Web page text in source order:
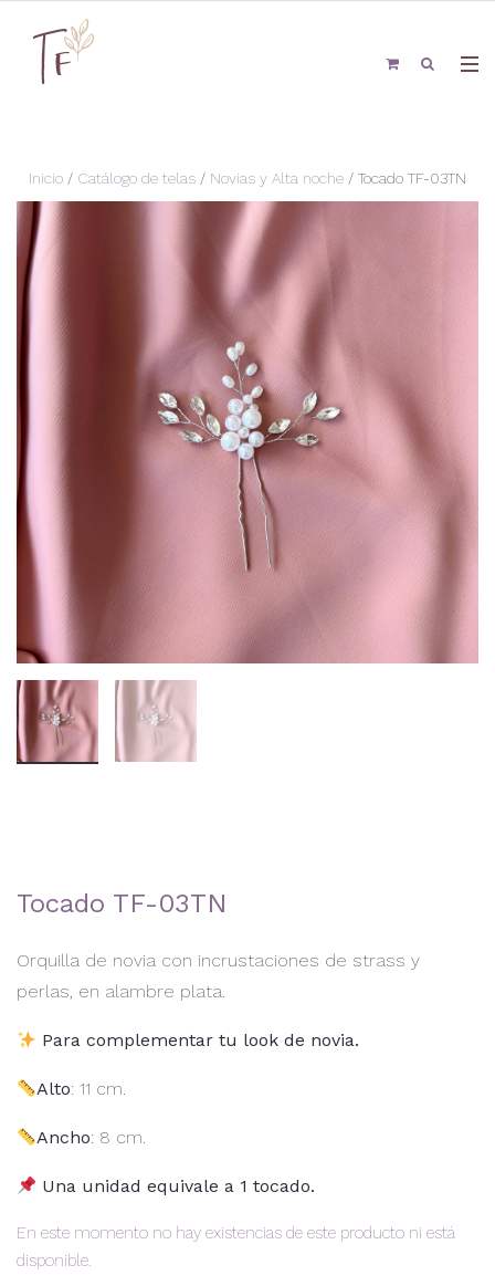
Inicio / Catálogo de telas / Novias y Alta noche / Tocado TF-03TN
Tocado TF-03TN
Orquilla de novia con incrustaciones de strass y
perlas, en alambre plata.
Para complementar tu look de novia.
Alto: 11 cm.
Ancho: 8 cm.
Una unidad equivale a 1 tocado.
En este momento no hay existencias de este producto ni está
disponible.